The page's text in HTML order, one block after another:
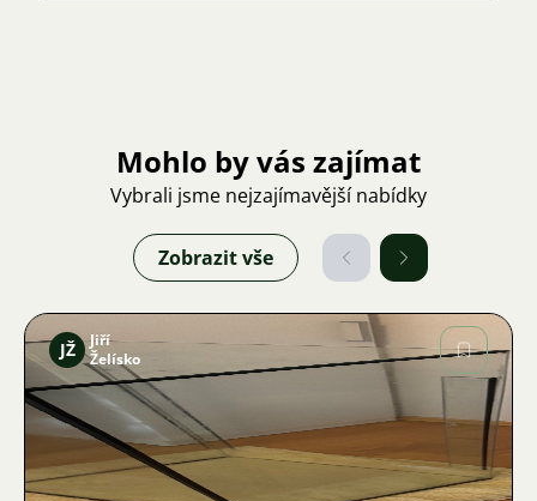
Mohlo by vás zajímat
Vybrali jsme nejzajímavější nabídky
Zobrazit vše
Obrázek
JŽ
Jiří
Želísko